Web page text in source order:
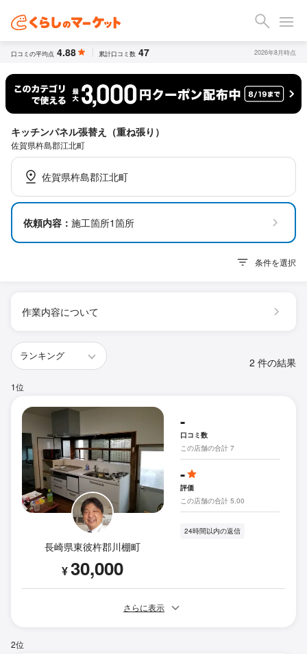
口コミの平均点 4.88 累計口コミ数 47 2026年8月時点
キッチンパネル張替え（重ね張り）
佐賀県杵島郡江北町
佐賀県杵島郡江北町
依頼内容： 施工箇所1箇所
条件を選択
作業内容について
2 件の結果
1位
長崎県東彼杵郡川棚町
¥30,000
-
口コミ数
この店舗の合計 7
-
評価
この店舗の合計 5.00
24時間以内の返信
さらに表示
2位